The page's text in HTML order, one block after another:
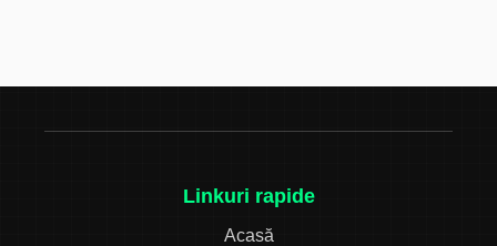
Linkuri rapide
Acasă